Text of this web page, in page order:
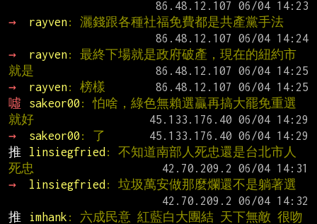
→
rayven: 灑錢跟各種社福免費都是共產黨手法
→
rayven: 最終下場就是政府破產，現在的紐約市
就是
→
rayven: 榜樣
噓
sakeor00 : 怕啥，綠色無賴選贏再搞大罷免重選
就好
→
sakeor00 : 了
推
linsiegfried : 不知道南部人死忠還是台北市人
死忠
→
linsiegfried : 垃圾萬安做那麼爛還不是躺著選
推
imhank : 六成民意 紅藍白大團結 天下無敵 很吻